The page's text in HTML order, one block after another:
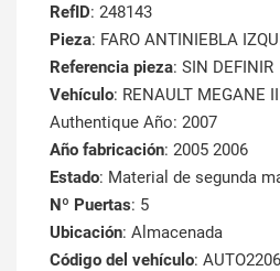
RefID: 248143
Pieza: FARO ANTINIEBLA
Referencia pieza: SIN DEFINIR
Vehículo: RENAULT MEGANE
Authentique Año: 2007
Año fabricación: 2005 2006
Estado: Material de segunda
Nº Puertas: 5
Ubicación: Almacenada
Código del vehículo: